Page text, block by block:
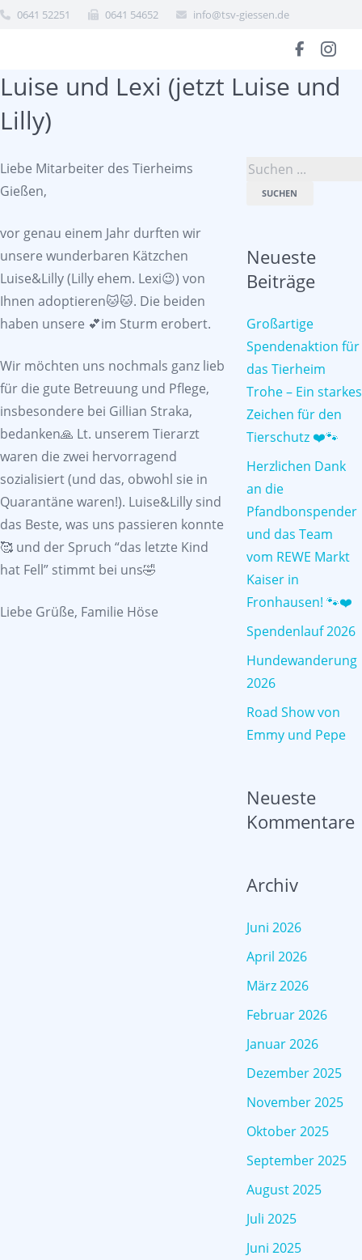
0641 52251 0641 54652 info@tsv-giessen.de
Luise und Lexi (jetzt Luise und
Lilly)
Liebe Mitarbeiter des Tierheims
Gießen,
vor genau einem Jahr durften wir
unsere wunderbaren Kätzchen
Luise&Lilly (Lilly ehem. Lexi😉) von
Ihnen adoptieren🐱🐱. Die beiden
haben unsere 💕im Sturm erobert.
Wir möchten uns nochmals ganz lieb
für die gute Betreuung und Pflege,
insbesondere bei Gillian Straka,
bedanken🙏 Lt. unserem Tierarzt
waren die zwei hervorragend
sozialisiert (und das, obwohl sie in
Quarantäne waren!). Luise&Lilly sind
das Beste, was uns passieren konnte
🥰 und der Spruch “das letzte Kind
hat Fell” stimmt bei uns🤣
Liebe Grüße, Familie Höse
SUCHEN
Neueste
Beiträge
Großartige
Spendenaktion für
das Tierheim
Trohe – Ein starkes
Zeichen für den
Tierschutz ❤️🐾
Herzlichen Dank
an die
Pfandbonspender
und das Team
vom REWE Markt
Kaiser in
Fronhausen! 🐾❤️
Spendenlauf 2026
Hundewanderung
2026
Road Show von
Emmy und Pepe
Neueste
Kommentare
Archiv
Juni 2026
April 2026
März 2026
Februar 2026
Januar 2026
Dezember 2025
November 2025
Oktober 2025
September 2025
August 2025
Juli 2025
Juni 2025